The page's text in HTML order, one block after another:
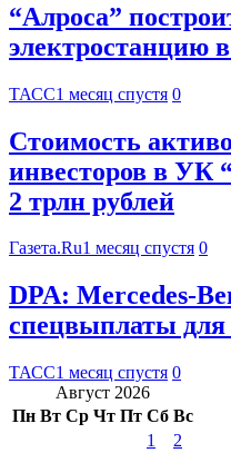
“Алроса”
электростанцию
ТАСС1 месяц спустя 0
Стоимость
инвесторов в УК
2 трлн рублей
Газета.Ru1 месяц спустя 0
DPA: Mercedes-
спецвыплаты для
ТАСС1 месяц спустя 0
Август 2026
Пн Вт Ср Чт Пт Сб Вс
1
2